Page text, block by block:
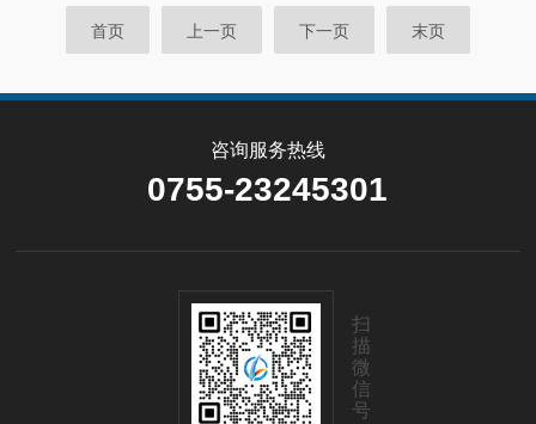
首页 上一页 下一页 末页
咨询服务热线
0755-23245301
扫
描
微
信
号